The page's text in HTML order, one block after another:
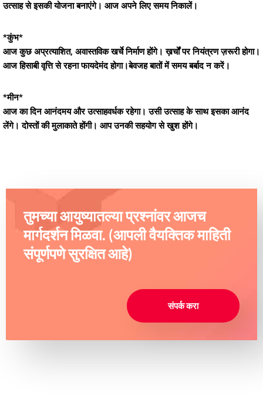
उत्साह से इसकी योजना बनाएंगे। आज अपने लिए समय निकालें।
*कुंभ*
आज कुछ अप्रत्याशित, अवास्तविक खर्चे निर्माण होंगे। ख़र्चों पर नियंत्रण ज़रूरी होगा।
आज हिसाबी वृत्ति से रहना फायदेमंद होगा।बेवजह बातों में समय बर्बाद न करें।
*मीन*
आज का दिन आनंदमय और उत्साहवर्धक रहेगा। उसी उत्साह के साथ इसका आनंद
लेंगे। दोस्तों की मुलाकाते होंगी। आप उनकी सहयोग से खुश होंगे।
तुमच्या आयुष्यातल्या प्रश्नांवर आजच
मार्गदर्शन मिळवा. (आपली वैयक्तिक माहिती
संपूर्णपणे सुरक्षित आहे)
संपर्क करा